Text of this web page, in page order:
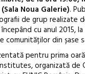
Noua Galerie).
de grup realizate
cu anul 2015, la
din șase
pentru prima oară
organizată de